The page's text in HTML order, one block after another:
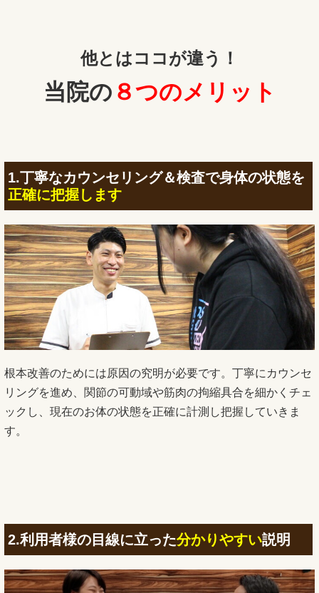
他とはココが違う！
当院の ８つのメリット
1.丁寧なカウンセリング＆検査で身体の状態を
正確に把握します
根本改善のためには原因の究明が必要です。丁寧にカウンセ
リングを進め、関節の可動域や筋肉の拘縮具合を細かくチェ
ックし、現在のお体の状態を正確に計測し把握していきま
す。
2.利用者様の目線に立った分かりやすい説明